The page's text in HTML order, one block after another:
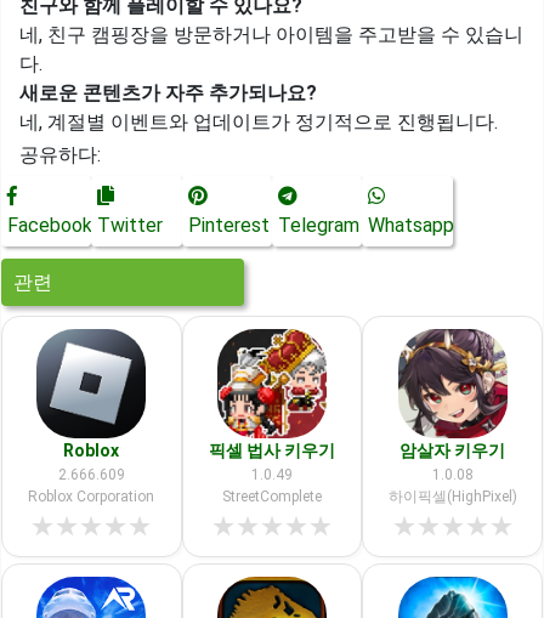
친구와 함께 플레이할 수 있나요?
네, 친구 캠핑장을 방문하거나 아이템을 주고받을 수 있습니
다.
새로운 콘텐츠가 자주 추가되나요?
네, 계절별 이벤트와 업데이트가 정기적으로 진행됩니다.
공유하다:
Facebook Twitter Pinterest Telegram Whatsapp
관련
Roblox
2.666.609
Roblox Corporation
★★★★★
픽셀 법사 키우기
1.0.49
StreetComplete
★★★★★
암살자 키우기
1.0.08
하이픽셀(HighPixel)
★★★★★